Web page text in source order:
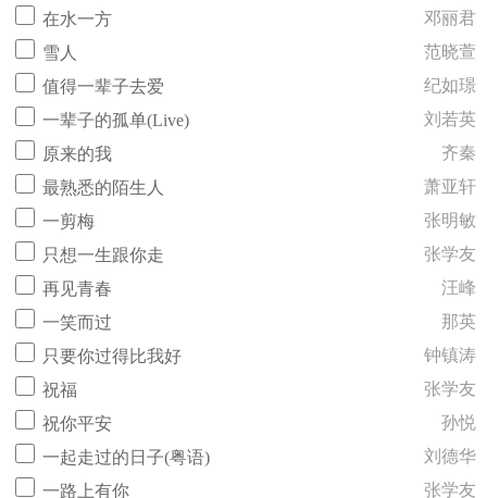
在水一方
邓丽君
雪人
范晓萱
值得一辈子去爱
纪如璟
一辈子的孤单(Live)
刘若英
原来的我
齐秦
最熟悉的陌生人
萧亚轩
一剪梅
张明敏
只想一生跟你走
张学友
再见青春
汪峰
一笑而过
那英
只要你过得比我好
钟镇涛
祝福
张学友
祝你平安
孙悦
一起走过的日子(粤语)
刘德华
一路上有你
张学友